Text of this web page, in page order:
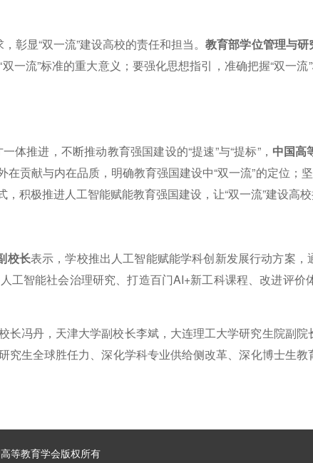
彰显“双一流”建设高校的责任和担当。教育部学位管理与
一流”标准的重大意义；要强化思想指引，准确把握“双一流
推进，不断推动教育强国建设的“提速”与“提标”， 中国高
贡献与内在品质，明确教育强国建设中“双一流”的定位；
积极推进人工智能赋能教育强国建设，让“双一流”建设高校
校长表示，学校推出人工智能赋能学科创新发展行动方案
智能社会治理研究、打造百门AI+新工科课程、改进评价
冯丹，天津大学副校长李斌，大连理工大学研究生院副
生全球胜任力、深化学科专业供给侧改革、深化博士生
等教育学会版权所有